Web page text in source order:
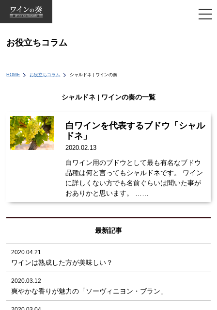
お役立ちコラム
HOME お役立ちコラム シャルドネ | ワインの奏
シャルドネ | ワインの奏の一覧
白ワインを代表するブドウ「シャル
ドネ」
2020.02.13
白ワイン用のブドウとして最も有名なブドウ
品種は何と言ってもシャルドネです。 ワイン
に詳しくない方でも名前ぐらいは聞いた事が
おありかと思います。 ……
最新記事
2020.04.21
ワインは熟成した方が美味しい？
2020.03.12
爽やかな香りが魅力の「ソーヴィニヨン・ブラン」